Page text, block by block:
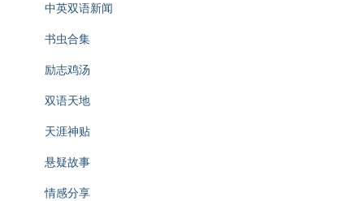
中英双语新闻
书虫合集
励志鸡汤
双语天地
天涯神贴
悬疑故事
情感分享